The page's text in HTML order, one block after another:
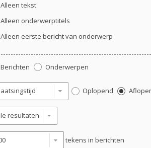
Alleen tekst
Alleen onderwerptitels
Alleen eerste bericht van onderwerp
Berichten Onderwerpen
Oplopend
tekens in berichten